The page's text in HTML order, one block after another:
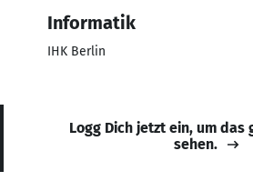
Informatik
IHK Berlin
Logg Dich jetzt ein, um das
sehen.